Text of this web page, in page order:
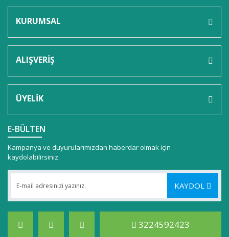
KURUMSAL
ALIŞVERİŞ
ÜYELİK
E-BÜLTEN
Kampanya ve duyurularımızdan haberdar olmak için
kaydolabilirsiniz.
KAYDOL
3224592423